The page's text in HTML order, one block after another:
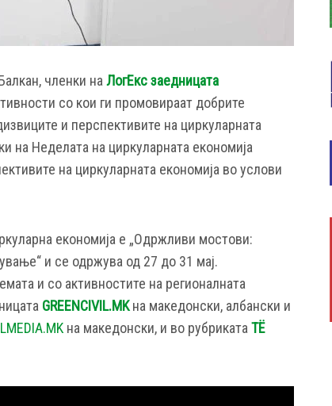
членки на ЛогЕкс заедницата
со кои ги промовираат добрите
и перспективите на циркуларната
на Неделата на циркуларната економија
на циркуларната економија во услови
економија е „Одржливи мостови:
и се одржува од 27 до 31 мај.
и со активностите на регионалната
GREENCIVIL.MKна македонски, албански и
на македонски, и во рубриката TË